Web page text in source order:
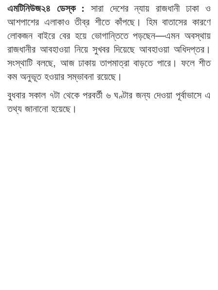
এমটিনিউজ২৪ ডেস্ক : সারা দেশের ন্যায় রাজধানী ঢাকা ও
আশপাশের এলাকাও তীব্র শীতে কাঁপছে। হিম বাতাসের কারণে
লোকজন বাইরে বের হয়ে ভোগান্তিতে পড়ছেন—এমন অবস্থায়
রাজধানীর আবহাওয়া নিয়ে সুখবর দিয়েছে আবহাওয়া অধিদপ্তর।
সংস্থাটি বলছে, আজ ঢাকায় তাপমাত্রা বাড়তে পারে। ফলে শীত
কম অনুভূত হওয়ার সম্ভাবনা রয়েছে।
বুধবার সকাল ৭টা থেকে পরবর্তী ৬ ঘণ্টার জন্য দেওয়া পূর্বাভাসে এ
তথ্য জানানো হয়েছে।